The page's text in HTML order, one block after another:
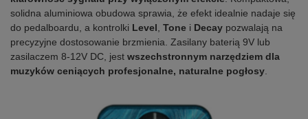
solidna aluminiowa obudowa sprawia, że efekt idealnie nadaje się
do pedalboardu, a kontrolki Level Tone i Decay pozwalają na
precyzyjne dostosowanie brzmienia. Zasilany baterią 9V lub
zasilaczem 8-12V DC, jest wszechstronnym narzędziem dla
muzyków ceniących profesjonalne, naturalne pogłosy